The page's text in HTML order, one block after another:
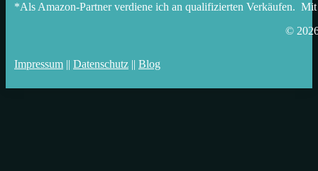
*Als Amazon-Partner verdiene ich an qualifizierten Verkäufen.
©
Impressum || Datenschutz || Blog